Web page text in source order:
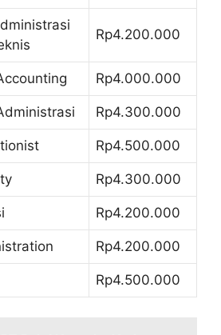
Rp4.200.000
Rp4.000.000
Rp4.300.000
Rp4.500.000
Rp4.300.000
Rp4.200.000
Rp4.200.000
Rp4.500.000